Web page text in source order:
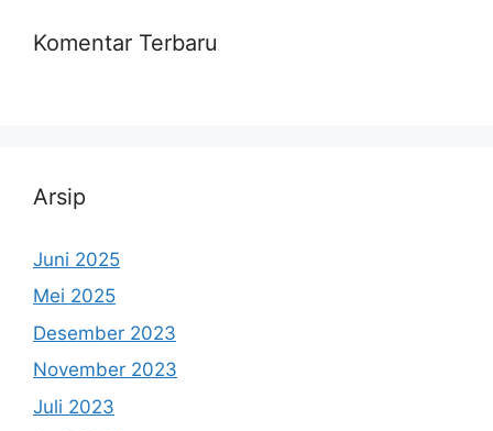
Komentar Terbaru
Arsip
Juni 2025
Mei 2025
Desember 2023
November 2023
Juli 2023